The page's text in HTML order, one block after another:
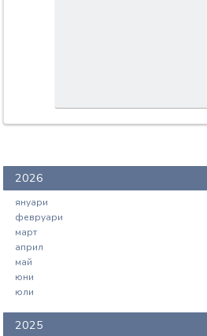
2026
януари
февруари
март
април
май
юни
юли
2025